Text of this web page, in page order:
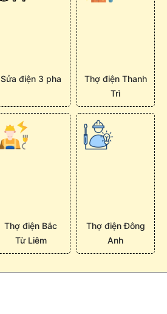
Sửa điện 3 pha
Thợ điện Thanh
Trì
Thợ điện Bắc
Từ Liêm
Thợ điện Đông
Anh